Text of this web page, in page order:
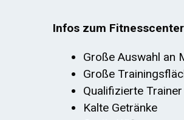
Infos zum
Große Auswahl an
Große
Qualifizierte
Kalte Getränke